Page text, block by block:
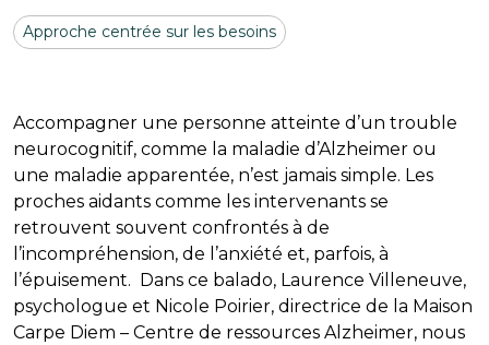
Approche centrée sur les besoins
Accompagner une personne atteinte d’un trouble
neurocognitif, comme la maladie d’Alzheimer ou
une maladie apparentée, n’est jamais simple. Les
proches aidants comme les intervenants se
retrouvent souvent confrontés à de
l’incompréhension, de l’anxiété et, parfois, à
l’épuisement. Dans ce balado, Laurence Villeneuve,
psychologue et Nicole Poirier, directrice de la Maison
Carpe Diem – Centre de ressources Alzheimer, nous